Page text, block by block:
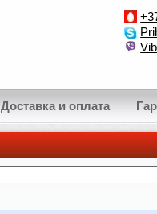
Доставка и оплата